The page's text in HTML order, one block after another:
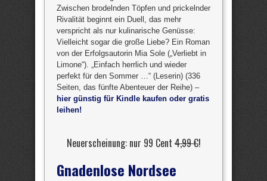
Zwischen brodelnden Töpfen und prickelnder
Rivalität beginnt ein Duell, das mehr
verspricht als nur kulinarische Genüsse:
Vielleicht sogar die große Liebe? Ein Roman
von der Erfolgsautorin Mia Sole („Verliebt in
Limone“). „Einfach herrlich und wieder
perfekt für den Sommer …“ (Leserin) (336
Seiten, das fünfte Abenteuer der Reihe) –
hier günstig für Kindle kaufen oder gratis
leihen!
Neuerscheinung: nur 99 Cent4,99 €!
Gnadenlose Nordsee